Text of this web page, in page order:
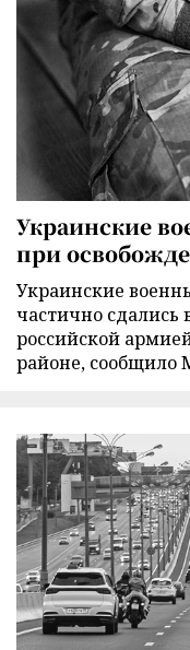
Украинские
при
Украинские
частично сдались
российской
районе, сообщило